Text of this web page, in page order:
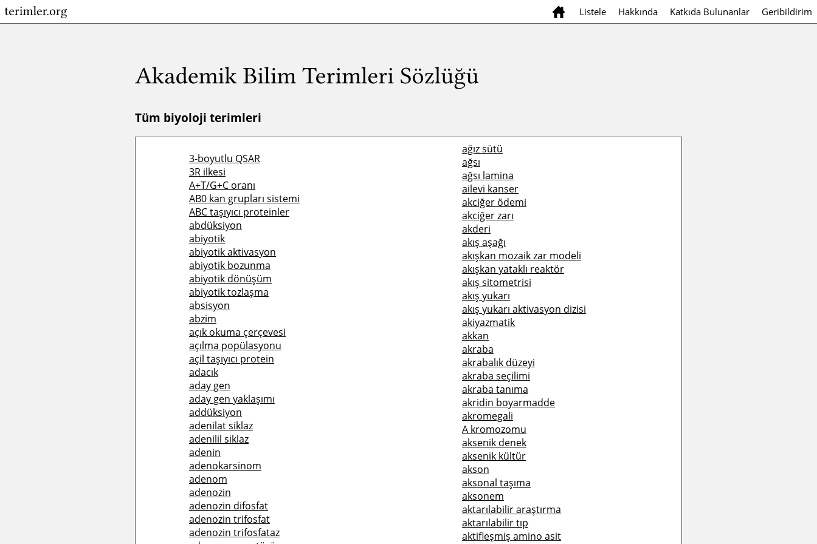
Listele Hakkında Katkıda Bulunanlar Geribildirim
Tüm biyoloji terimleri
3-boyutlu QSAR
3R ilkesi
A+T/G+C oranı
AB0 kan grupları sistemi
ABC taşıyıcı proteinler
abdüksiyon
abiyotik
abiyotik aktivasyon
abiyotik bozunma
abiyotik dönüşüm
abiyotik tozlaşma
absisyon
abzim
açık okuma çerçevesi
açılma popülasyonu
açil taşıyıcı protein
adacık
aday gen
aday gen yaklaşımı
addüksiyon
adenilat siklaz
adenilil siklaz
adenin
adenokarsinom
adenom
adenozin
adenozin difosfat
adenozin trifosfat
adenozin trifosfataz
ağız sütü
ağsı
ağsı lamina
ailevi kanser
akciğer ödemi
akciğer zarı
akderi
akış aşağı
akışkan mozaik zar modeli
akışkan yataklı reaktör
akış sitometrisi
akış yukarı
akış yukarı aktivasyon dizisi
akiyazmatik
akkan
akraba
akrabalık düzeyi
akraba seçilimi
akraba tanıma
akridin boyarmadde
akromegali
A kromozomu
aksenik denek
aksenik kültür
akson
aksonal taşıma
aksonem
aktarılabilir araştırma
aktarılabilir tıp
aktifleşmiş amino asit